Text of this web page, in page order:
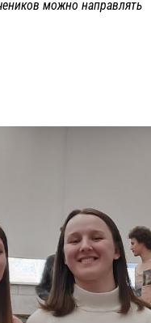
можно направлять